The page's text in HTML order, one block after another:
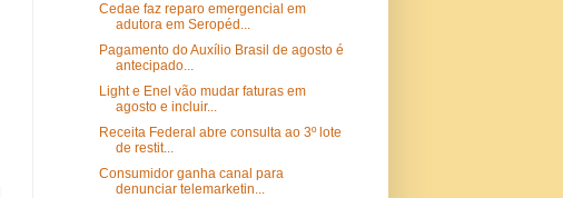
Cedae faz reparo emergencial em
adutora em Seropéd...
Pagamento do Auxílio Brasil de agosto é
antecipado...
Light e Enel vão mudar faturas em
agosto e incluir...
Receita Federal abre consulta ao 3º lote
de restit...
Consumidor ganha canal para
denunciar telemarketin...